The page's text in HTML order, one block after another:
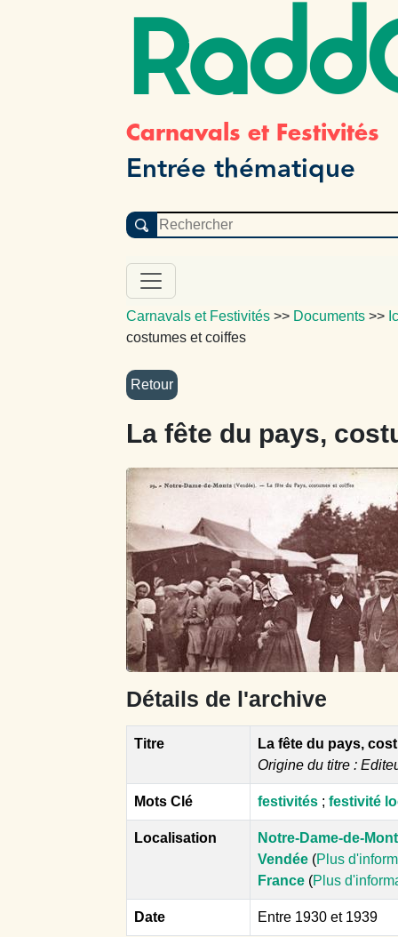
Carnavals et Festivités
Entrée thématique
Carnavals et Festivités >> Documents >>
costumes et coiffes
La fête du pays,
Détails de l'archive
Titre
La fête du pays,
Origine du titre :
Mots Clé festivités ; festivité
Localisation
Notre-Dame-de-
Vendée (Plus
France (Plus
Date Entre 1930 et 1939